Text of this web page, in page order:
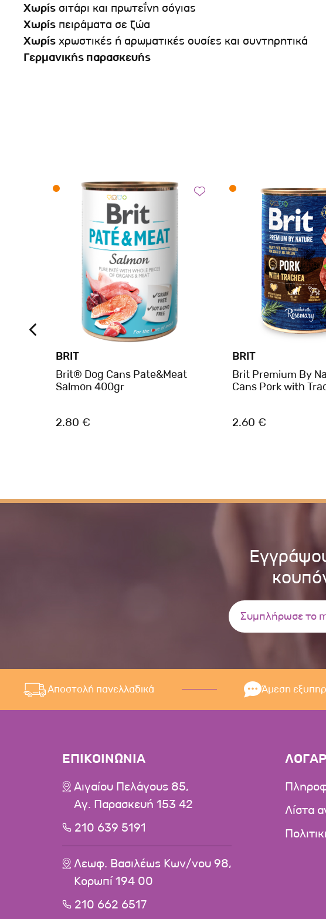
Χωρίς σιτάρι και πρωτεΐνη σόγιας
Χωρίς πειράματα σε ζώα
Χωρίς χρωστικές ή αρωματικές ουσίες και συντηρητικά
Γερμανικής παρασκευής
BRIT
Brit® Dog Cans Pate&Meat
Salmon 400gr
2.80 €
BRIT
Brit Premium By
Cans Pork with
2.60 €
Αποστολή πανελλαδικά Άμεση
ΕΠΙΚΟΙΝΩΝΙΑ
Αιγαίου Πελάγους 85,
Αγ. Παρασκευή 153 42
210 639 5191
Λεωφ. Βασιλέως Κων/νου 98,
Κορωπί 194 00
210 662 6517
Λίστα